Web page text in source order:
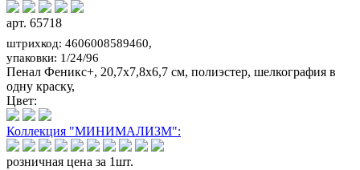
арт. 65718
штрихкод: 4606008589460,
упаковки: 1/24/96
Пенал Феникс+, 20,7x7,8x6,7 см, полиэстер, шелкография в
одну краску,
Цвет:
Коллекция "МИНИМАЛИЗМ":
розничная цена за 1шт.